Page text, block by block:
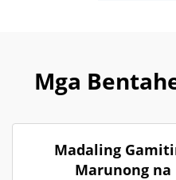
Mga
Madaling
Marunong